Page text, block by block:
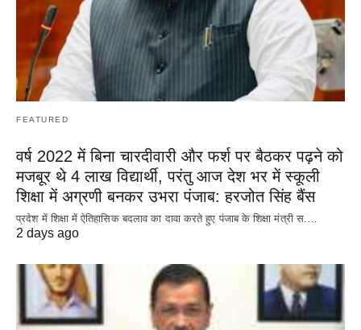
FEATURED
वर्ष 2022 में बिना चारदीवारी और फर्श पर बैठकर पढ़ने को
मजबूर थे 4 लाख विद्यार्थी, परंतु आज देश भर में स्कूली
शिक्षा में अग्रणी बनकर उभरा पंजाब: हरजोत सिंह बैंस
प्रदेश में शिक्षा में ऐतिहासिक बदलाव का दावा करते हुए पंजाब के शिक्षा मंत्री स.…
2 days ago